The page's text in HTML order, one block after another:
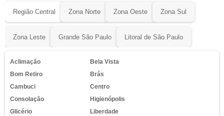
Região Central Zona Norte Zona Oeste Zona Sul
Zona Leste Grande São Paulo Litoral de São Paulo
Aclimação
Bela Vista
Bom Retiro
Brás
Cambuci
Centro
Consolação
Higienópolis
Glicério
Liberdade